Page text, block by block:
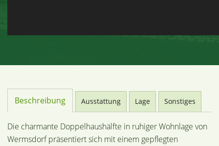
Beschreibung Ausstattung Lage Sonstiges
Die charmante Doppelhaushälfte in ruhiger Wohnlage von
Wermsdorf präsentiert sich mit einem gepflegten